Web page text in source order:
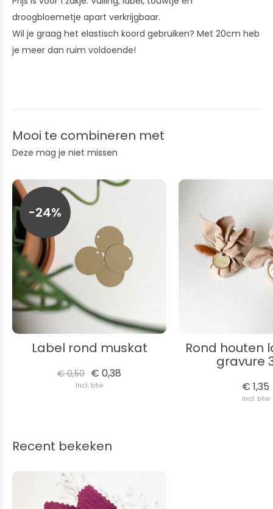
droogbloemetje apart verkrijgbaar.
Wil je graag het elastisch koord gebruiken? Met 20cm heb
je meer dan ruim voldoende!
Mooi te combineren met
Deze mag je niet missen
-24%
Label rond muskat
€ 0,50 € 0,38
Incl. btw
Rond houten
gravure
€ 1,35
Incl. btw
Recent bekeken